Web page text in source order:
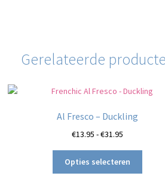
Gerelateerde
Al Fresco – Duckling
€13.95 -€31.95Prijsklasse:
tot
€31.95
Opties selecteren